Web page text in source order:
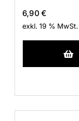
6,90€
exkl. 19 % MwSt.